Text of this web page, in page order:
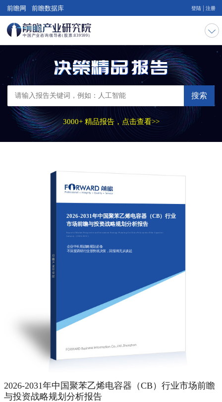
前瞻网 前瞻数据库 登陆 注册
搜索
3000+ 精品报告，点击查看>>
2026-2031年中国聚苯乙烯电容器（CB）行业
市场前瞻与投资战略规划分析报告
Report of Market Prospective and Investment Strategy Planning On China Polystyrene Film Capacitor
Industry（2026-2031）
企业中长期战略规划必备
不深度调研行业形势就决策，回报将无从谈起
2026-2031年中国聚苯乙烯电容器（CB）行业市场前瞻
与投资战略规划分析报告